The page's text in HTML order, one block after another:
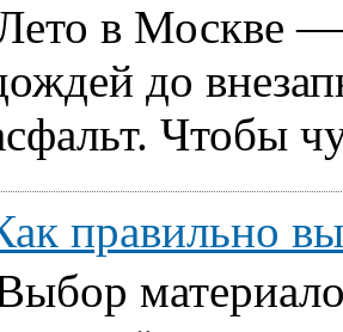
в Москве —
до
Чтобы
правильно